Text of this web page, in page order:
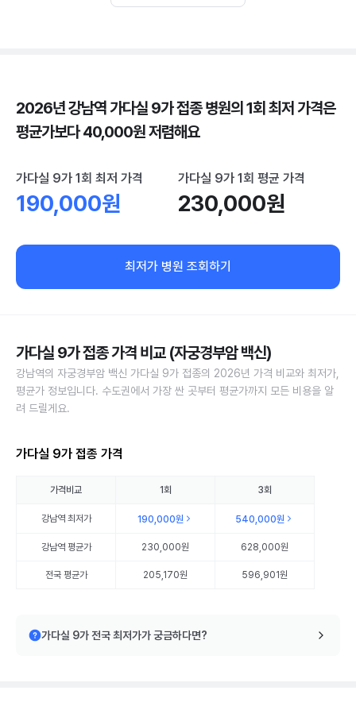
2026년 강남역 가다실 9가 접종 병원의 1회 최저 가격은
평균가보다 40,000원 저렴해요
가다실 9가 1회 최저 가격
190,000원
가다실 9가 1회 평균 가격
230,000원
최저가 병원 조회하기
가다실 9가 접종 가격 비교 (자궁경부암 백신)
강남역의 자궁경부암 백신 가다실 9가 접종의 2026년 가격 비교와 최저가,
평균가 정보입니다. 수도권에서 가장 싼 곳부터 평균가까지 모든 비용을 알
려 드릴게요.
가다실 9가 접종 가격
가격비교 1회 3회
강남역최저가 190,000원 540,000원
강남역평균가 230,000원 628,000원
전국 평균가 205,170원 596,901원
가다실 9가 전국 최저가가 궁금하다면?